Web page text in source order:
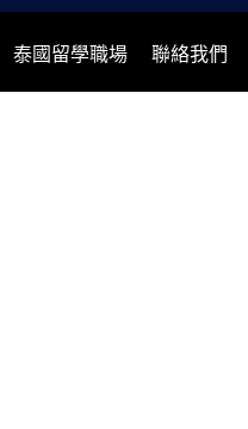
泰國留學職場 聯絡我們